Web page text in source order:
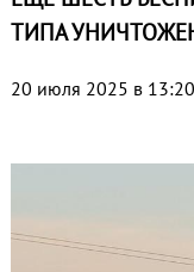
ТИПА
20 июля 2025 в 13:20